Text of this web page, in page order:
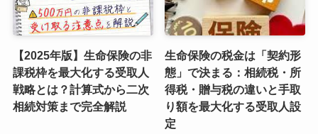
【2025年版】生命保険の非
課税枠を最大化する受取人
戦略とは？計算式から二次
相続対策まで完全解説
生命保険の税金は「契約形
態」で決まる：相続税・所
得税・贈与税の違いと手取
り額を最大化する受取人設
定